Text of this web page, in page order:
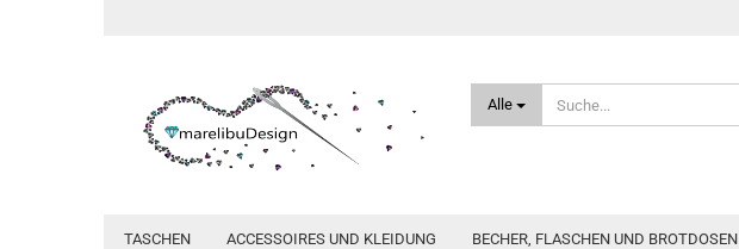
Alle
TASCHEN ACCESSOIRES UND KLEIDUNG BECHER, FLASCHEN UND BROTDOSEN